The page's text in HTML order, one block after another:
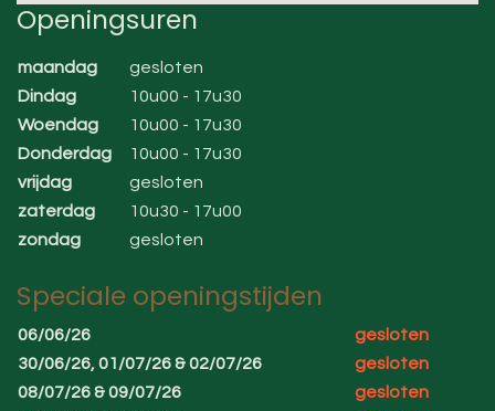
Openingsuren
maandag
gesloten
Dindag
10u00 - 17u30
Woendag
10u00 - 17u30
Donderdag
10u00 - 17u30
vrijdag
gesloten
zaterdag
10u30 - 17u00
zondag
gesloten
Speciale openingstijden
06/06/26
gesloten
30/06/26, 01/07/26 & 02/07/26
gesloten
08/07/26 & 09/07/26
gesloten